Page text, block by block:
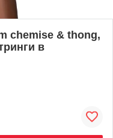
chemise & thong,
в